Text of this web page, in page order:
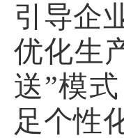
引导企
优化生
送”模
足个性